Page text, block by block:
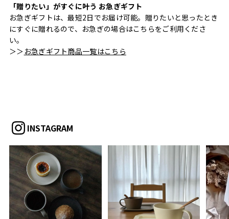
「贈りたい」がすぐに叶う お急ぎギフト
お急ぎギフトは、最短2日でお届け可能。贈りたいと思ったとき
にすぐに贈れるので、お急ぎの場合はこちらをご利用くださ
い。
＞＞ お急ぎギフト商品一覧はこちら
INSTAGRAM